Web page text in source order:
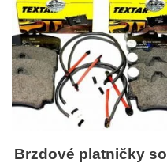
Brzdové platničky so